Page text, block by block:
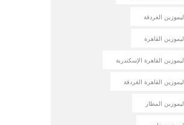
ليموزين الغردقة
ليموزين القاهرة
ليموزين القاهرة الإسكندرية
ليموزين القاهرة الغردقة
ليموزين المطار